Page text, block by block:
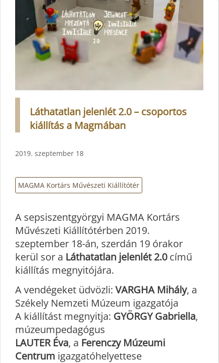
Láthatatlan jelenlét 2.0 – csoportos
kiállítás a Magmában
2019. szeptember 18
MAGMA Kortárs Művészeti Kiállítótér
A sepsiszentgyörgyi MAGMA Kortárs
Művészeti Kiállítótérben 2019.
szeptember 18-án, szerdán 19 órakor
kerül sor a Láthatatlan jelenlét 2.0című
kiállítás megnyitójára.
A vendégeket üdvözli: VARGHA Mihály, a
Székely Nemzeti Múzeum igazgatója
A kiállítást megnyitja: GYÖRGY Gabriella,
múzeumpedagógus
LAUTER Éva, a Ferenczy Múzeumi
Centrum igazgatóhelyettese